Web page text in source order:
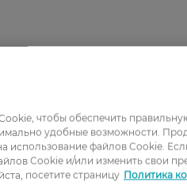
чтобы обеспечить
удобные возможности.
использование файлов Cookie.
Cookie и/или изменить свои
посетите страницу Политика